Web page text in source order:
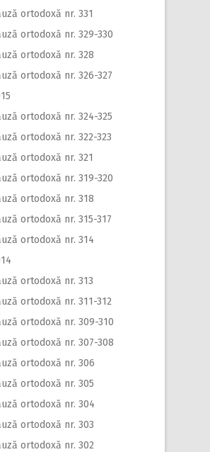
ortodoxă nr. 331
ortodoxă nr. 329-330
ortodoxă nr. 328
ortodoxă nr. 326-327
ortodoxă nr. 324-325
ortodoxă nr. 322-323
ortodoxă nr. 321
ortodoxă nr. 319-320
ortodoxă nr. 318
ortodoxă nr. 315-317
ortodoxă nr. 314
ortodoxă nr. 313
ortodoxă nr. 311-312
ortodoxă nr. 309-310
ortodoxă nr. 307-308
ortodoxă nr. 306
ortodoxă nr. 305
ortodoxă nr. 304
ortodoxă nr. 303
ortodoxă nr. 302